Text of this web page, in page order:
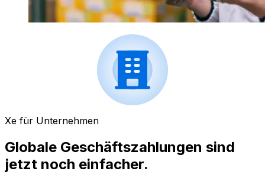
Xe für Unternehmen
Globale Geschäftszahlungen sind
jetzt noch einfacher.